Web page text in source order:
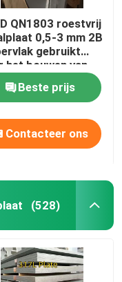
QN1803 roestvrij
0,5-3 mm 2B
gebruikt
het bouwen van
Beste prijs
Contacteer ons
(528)